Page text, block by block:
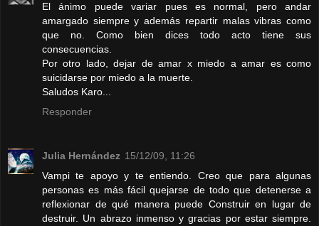
El ánimo puede variar pues es normal, pero andar
amargado siempre y además repartir malas vibras como
que no. Como bien dices todo acto tiene sus
consecuencias.
Por otro lado, dejar de amar x miedo a amar es como
suicidarse por miedo a la muerte.
Saludos Karo...
Responder
Julia Hernández 15/12/09, 11:26
Vampi te apoyo y te entiendo. Creo que para algunas
personas es más fácil quejarse de todo que detenerse a
reflexionar de qué manera puede Construir en lugar de
destruir. Un abrazo inmenso y gracias por estar siempre.